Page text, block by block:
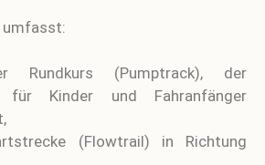
umfasst:
Rundkurs (Pumptrack), der
für Kinder und Fahranfänger
(Flowtrail) in Richtung